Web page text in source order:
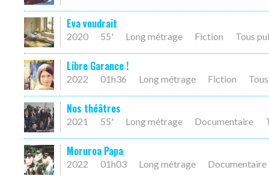
Eva voudrait
2020 55' Long métrage Fiction Tous
Libre Garance !
2022 01h36 Long métrage Fiction
Nos théâtres
2021 55' Long métrage Documentaire
Moruroa Papa
2022 01h03 Long métrage Documentaire